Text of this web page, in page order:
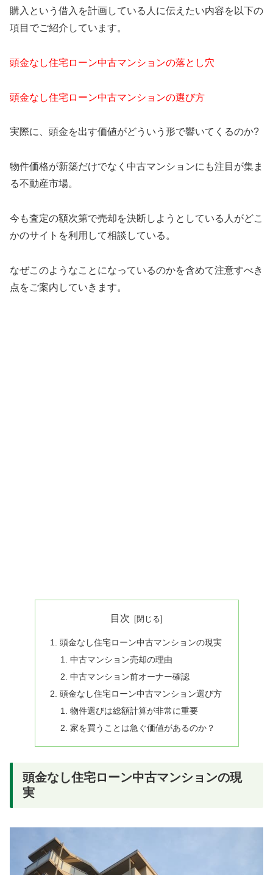
購入という借入を計画している人に伝えたい内容を以下の
項目でご紹介しています。
頭金なし住宅ローン中古マンションの落とし穴
頭金なし住宅ローン中古マンションの選び方
実際に、頭金を出す価値がどういう形で響いてくるのか?
物件価格が新築だけでなく中古マンションにも注目が集ま
る不動産市場。
今も査定の額次第で売却を決断しようとしている人がどこ
かのサイトを利用して相談している。
なぜこのようなことになっているのかを含めて注意すべき
点をご案内していきます。
目次
頭金なし住宅ローン中古マンションの現実
中古マンション売却の理由
中古マンション前オーナー確認
頭金なし住宅ローン中古マンション選び方
物件選びは総額計算が非常に重要
家を買うことは急ぐ価値があるのか？
頭金なし住宅ローン中古マンションの現
実